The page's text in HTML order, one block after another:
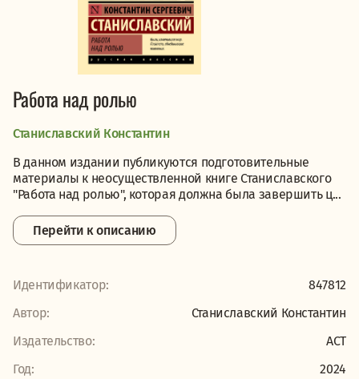
Работа над ролью
Станиславский Константин
В данном издании публикуются подготовительные
материалы к неосуществленной книге Станиславского
"Работа над ролью", которая должна была завершить ц...
Перейти к описанию
Идентификатор:
847812
Автор:
Станиславский Константин
Издательство:
АСТ
Год:
2024